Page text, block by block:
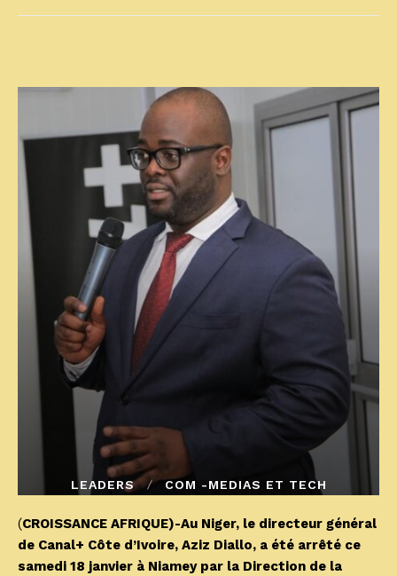
LEADERS COM -MEDIAS ET TECH
(CROISSANCE AFRIQUE)-Au Niger, le directeur général
de Canal+ Côte d’Ivoire, Aziz Diallo, a été arrêté ce
samedi 18 janvier à Niamey par la Direction de la